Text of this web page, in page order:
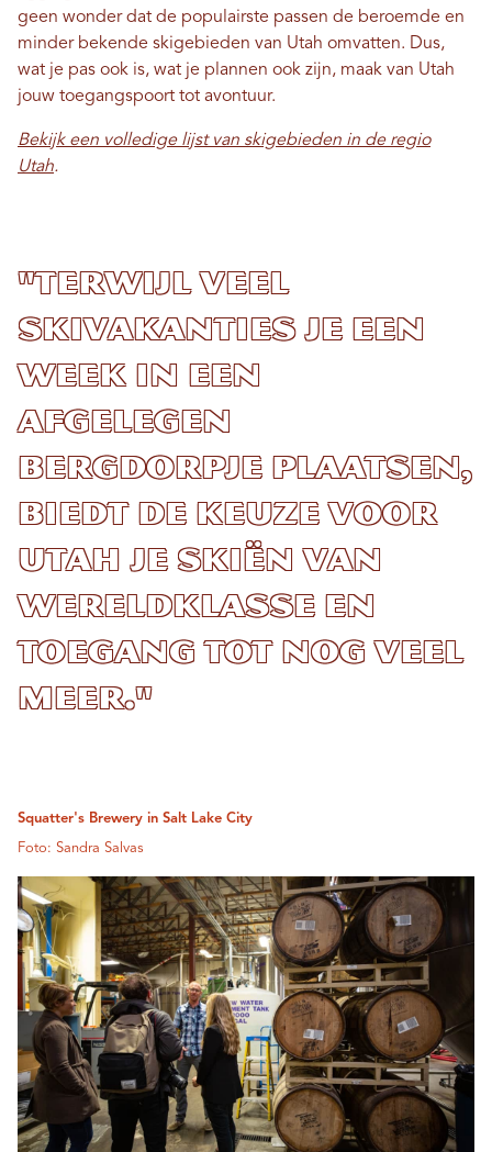
geen wonder dat de populairste passen de beroemde en
minder bekende skigebieden van Utah omvatten. Dus,
wat je pas ook is, wat je plannen ook zijn, maak van Utah
jouw toegangspoort tot avontuur.
Bekijk een volledige lijst van skigebieden in de regio
Utah.
"Terwijl veel
skivakanties je een
week in een
afgelegen
bergdorpje plaatsen,
biedt de keuze voor
Utah je skiën van
wereldklasse en
toegang tot nog veel
meer."
Squatter's Brewery in Salt Lake City
Foto: Sandra Salvas